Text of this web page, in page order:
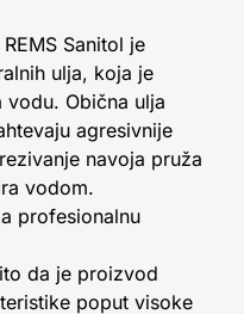
Sanitol je
ulja, koja je
Obična ulja
agresivnije
navoja pruža
vodom.
profesionalnu
da je proizvod
poput visoke